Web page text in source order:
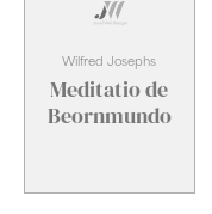
Wilfred Josephs
Meditatio de
Beornmundo